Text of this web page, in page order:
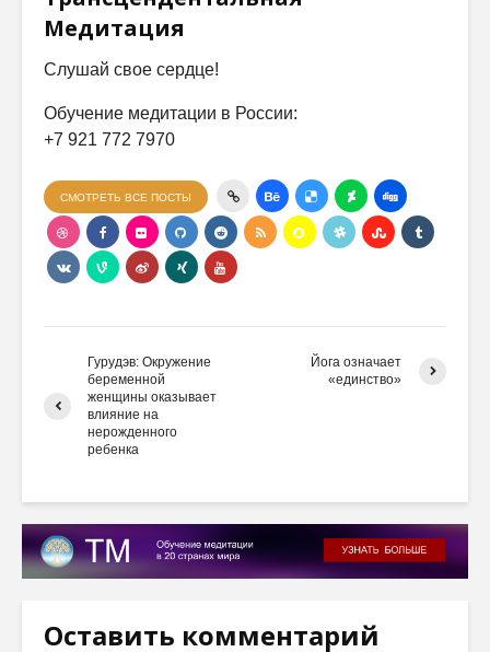
Медитация
Слушай свое сердце!
Обучение медитации в России:
+7 921 772 7970
СМОТРЕТЬ ВСЕ ПОСТЫ
Гурудэв: Окружение
беременной
женщины оказывает
влияние на
нерожденного
ребенка
Йога означает
«единство»
Оставить комментарий